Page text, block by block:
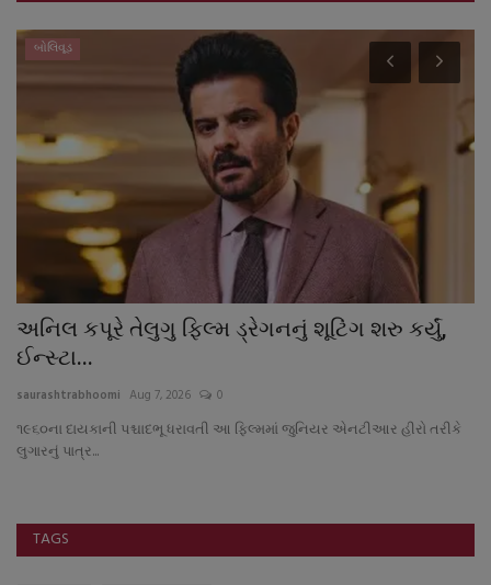
બોલિવૂડ
અનિલ કપૂરે તેલુગુ ફિલ્મ ડ્રેગનનું શૂટિંગ શરુ કર્યું,
ઈન્સ્ટા...
saurashtrabhoomi Aug 7, 2026 0
૧૯૬૦ના દાયકાની પશ્ચાદભૂ ધરાવતી આ ફિલ્મમાં જુનિયર એનટીઆર હીરો તરીકે
લુગારનું પાત્ર...
TAGS